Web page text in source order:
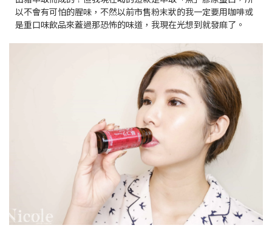
以不會有可怕的腥味，不然以前市售粉末狀的我一定要用咖啡或
是重口味飲品來蓋過那恐怖的味道，我現在光想到就發麻了。